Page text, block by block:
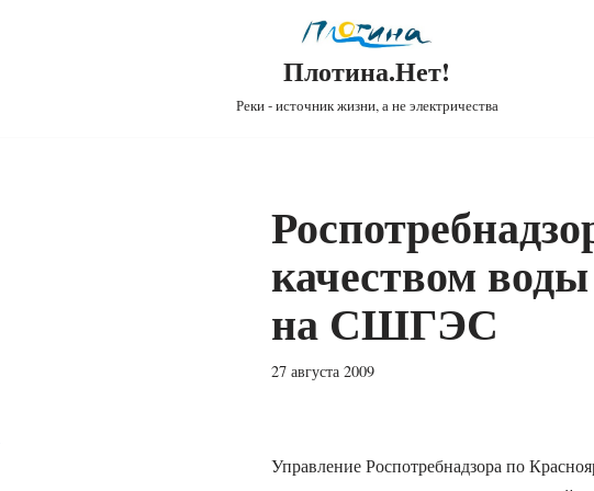
Плотина.Нет!
Реки - источник жизни, а не электричества
качеством
на СШГЭС
27 августа 2009
Управление Роспотребнадзора по